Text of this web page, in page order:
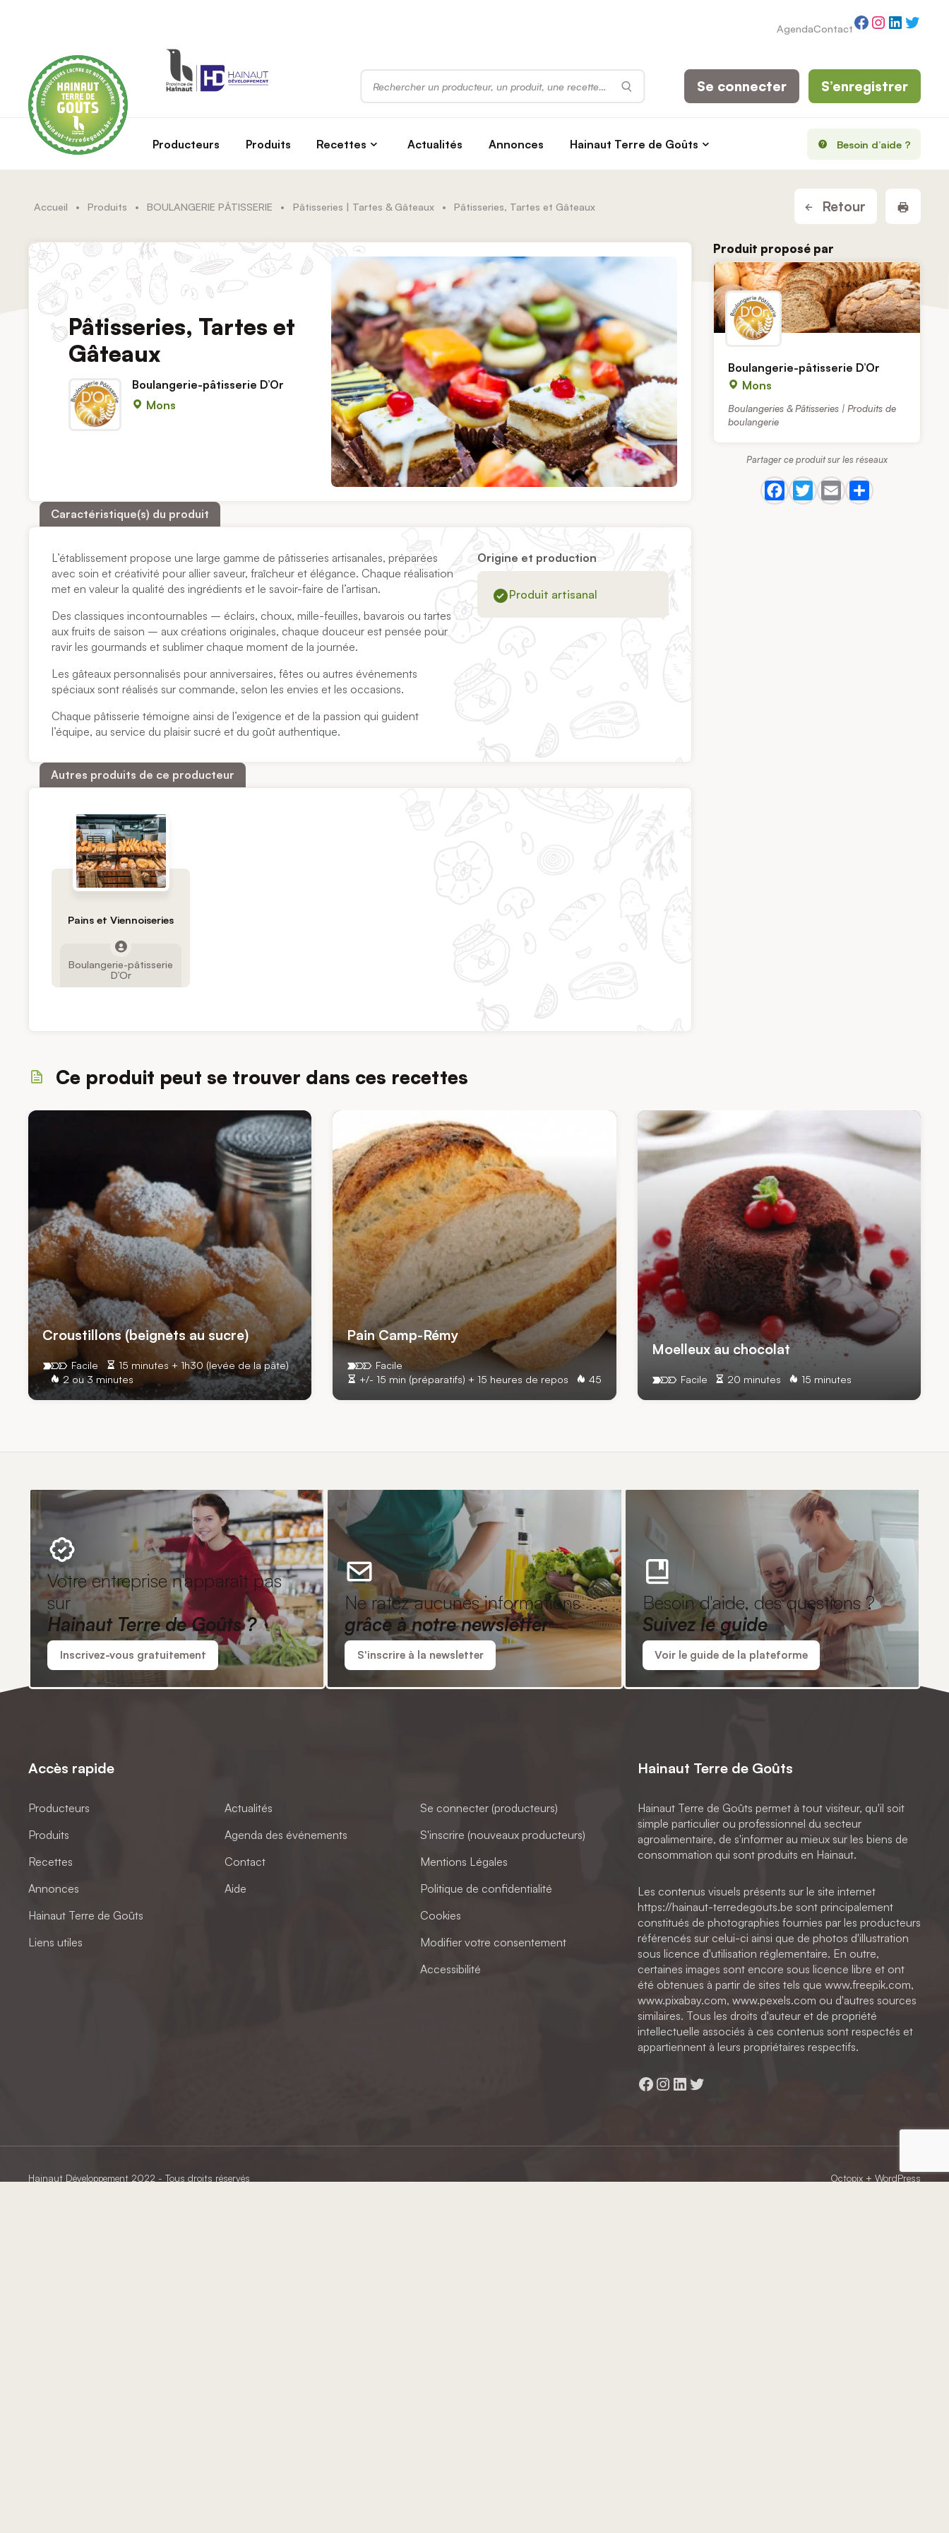
AgendaContactFacebook
Instagram
Rechercher
Producteurs Produits Recettes Actualités Annonces Hainaut Terre de Goûts Besoin d’aide ?
Se connecter S’enregistrer
Accueil • Produits • BOULANGERIE PÂTISSERIE • Pâtisseries | Tartes & Gâteaux • Pâtisseries, Tartes et Gâteaux Retour
Pâtisseries, Tartes et
Gâteaux
Boulangerie-pâtisserie D’Or
Mons
Caractéristique(s) du produit
L’établissement propose une large gamme de pâtisseries artisanales, préparées
avec soin et créativité pour allier saveur, fraîcheur et élégance. Chaque réalisation
met en valeur la qualité des ingrédients et le savoir-faire de l’artisan.
Des classiques incontournables – éclairs, choux, mille-feuilles, bavarois ou tartes
aux fruits de saison – aux créations originales, chaque douceur est pensée pour
ravir les gourmands et sublimer chaque moment de la journée.
Les gâteaux personnalisés pour anniversaires, fêtes ou autres événements
spéciaux sont réalisés sur commande, selon les envies et les occasions.
Chaque pâtisserie témoigne ainsi de l’exigence et de la passion qui guident
l’équipe, au service du plaisir sucré et du goût authentique.
Origine et production
Produit artisanal
Autres produits de ce producteur
Pains et Viennoiseries
Boulangerie-pâtisserie
D’Or
Produit proposé par
Boulangerie-pâtisserie D’Or
Mons
Boulangeries & Pâtisseries | Produits de
boulangerie
Partager ce produit sur les réseaux
Ce produit peut se trouver dans ces recettes
Croustillons (beignets au sucre)
15 minutes + 1h30 (levée de la pâte)
2 ou 3 minutes
Facile
Pain Camp-Rémy
+/- 15 min (préparatifs) + 15 heures de repos 45
Facile
Moelleux au chocolat
20 minutes 15 minutes
Facile
Votre entreprise n'apparaît pas
sur
Hainaut Terre de Goûts ?
Inscrivez-vous gratuitement
Ne ratez aucunes informations
grâce à notre newsletter
S'inscrire à la newsletter
Besoin d'aide, des questions ?
Suivez le guide
Voir le guide de la plateforme
Accès rapide
Producteurs
Produits
Recettes
Annonces
Hainaut Terre de Goûts
Liens utiles
Actualités
Agenda des événements
Contact
Aide
Se connecter (producteurs)
S'inscrire (nouveaux producteurs)
Mentions Légales
Politique de confidentialité
Cookies
Modifier votre consentement
Accessibilité
Hainaut Terre de Goûts
Hainaut Terre de Goûts permet à tout visiteur, qu'il soit
simple particulier ou professionnel du secteur
agroalimentaire, de s'informer au mieux sur les biens de
consommation qui sont produits en Hainaut.
Les contenus visuels présents sur le site internet
https://hainaut-terredegouts.be sont principalement
constitués de photographies fournies par les producteurs
référencés sur celui-ci ainsi que de photos d'illustration
sous licence d'utilisation réglementaire. En outre,
certaines images sont encore sous licence libre et ont
été obtenues à partir de sites tels que www.freepik.com,
www.pixabay.com, www.pexels.com ou d'autres sources
similaires. Tous les droits d'auteur et de propriété
intellectuelle associés à ces contenus sont respectés et
appartiennent à leurs propriétaires respectifs.
Facebook
Instagram
LinkedIn
Twitter
Hainaut Développement 2022 - Tous droits réservés Octopix+ WordPress